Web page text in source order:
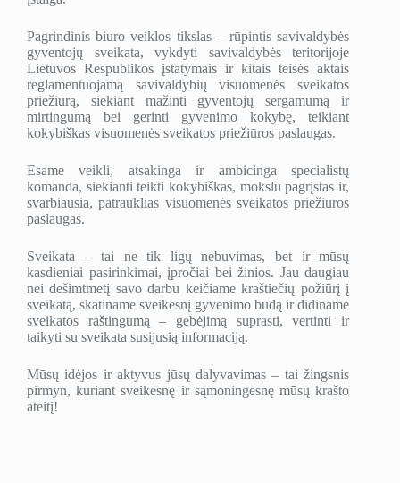
Pagrindinis biuro veiklos tikslas – rūpintis savivaldybės
gyventojų sveikata, vykdyti savivaldybės teritorijoje
Lietuvos Respublikos įstatymais ir kitais teisės aktais
reglamentuojamą savivaldybių visuomenės sveikatos
priežiūrą, siekiant mažinti gyventojų sergamumą ir
mirtingumą bei gerinti gyvenimo kokybę, teikiant
kokybiškas visuomenės sveikatos priežiūros paslaugas.
Esame veikli, atsakinga ir ambicinga specialistų
komanda, siekianti teikti kokybiškas, mokslu pagrįstas ir,
svarbiausia, patrauklias visuomenės sveikatos priežiūros
paslaugas.
Sveikata – tai ne tik ligų nebuvimas, bet ir mūsų
kasdieniai pasirinkimai, įpročiai bei žinios. Jau daugiau
nei dešimtmetį savo darbu keičiame kraštiečių požiūrį į
sveikatą, skatiname sveikesnį gyvenimo būdą ir didiname
sveikatos raštingumą – gebėjimą suprasti, vertinti ir
taikyti su sveikata susijusią informaciją.
Mūsų idėjos ir aktyvus jūsų dalyvavimas – tai žingsnis
pirmyn, kuriant sveikesnę ir sąmoningesnę mūsų krašto
ateitį!